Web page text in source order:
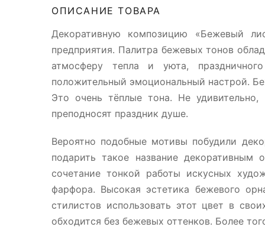
ОПИСАНИЕ ТОВАРА
Декоративную композицию «Бежевый
предприятия. Палитра бежевых тонов
атмосферу тепла и уюта,
положительный эмоциональный настрой.
Это очень тёплые тона. Не
преподносят праздник душе.
Вероятно подобные мотивы побудили
подарить такое название декоративным
сочетание тонкой работы искусных
фарфора. Высокая эстетика бежевого
стилистов использовать этот цвет в
обходится без бежевых оттенков. Более